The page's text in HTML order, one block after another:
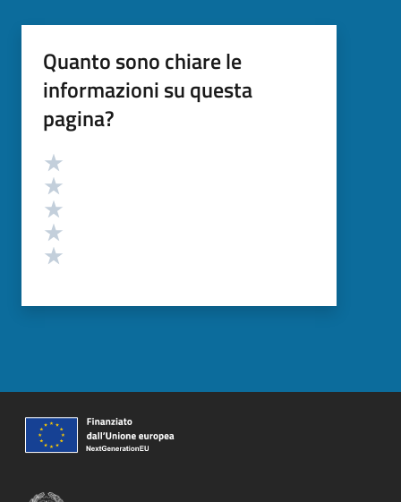
Quanto sono chiare le
informazioni su questa
pagina?
Valutazione